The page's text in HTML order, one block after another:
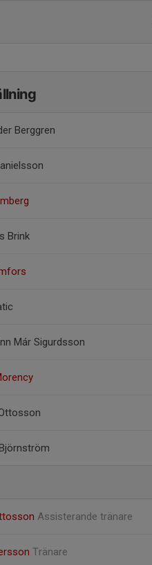
Berggren
Brink
Már Sigurdsson
Assisterande tränare
Tränare